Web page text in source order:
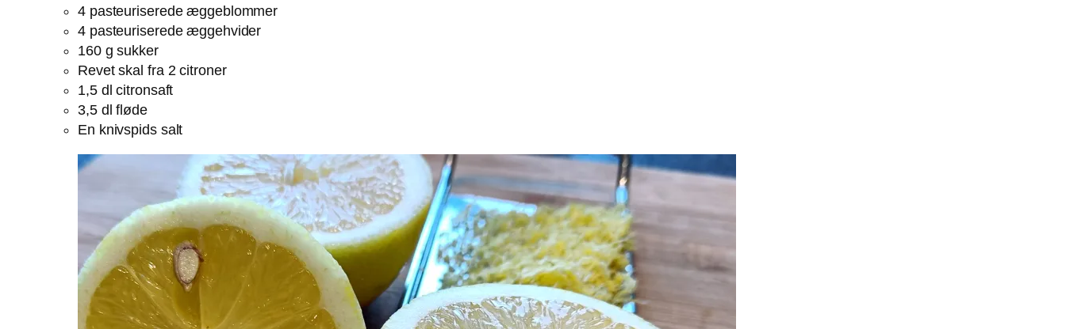
4 pasteuriserede æggeblommer
4 pasteuriserede æggehvider
160 g sukker
Revet skal fra 2 citroner
1,5 dl citronsaft
3,5 dl fløde
En knivspids salt